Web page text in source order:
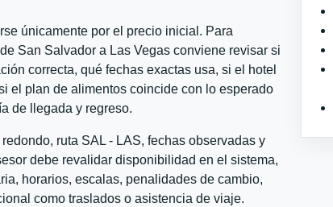
únicamente por el precio inicial. Para
San Salvador a Las Vegas conviene revisar si
correcta, qué fechas exactas usa, si el hotel
el plan de alimentos coincide con lo esperado
de llegada y regreso.
ruta SAL - LAS, fechas observadas y
debe revalidar disponibilidad en el sistema,
horarios, escalas, penalidades de cambio,
como traslados o asistencia de viaje.